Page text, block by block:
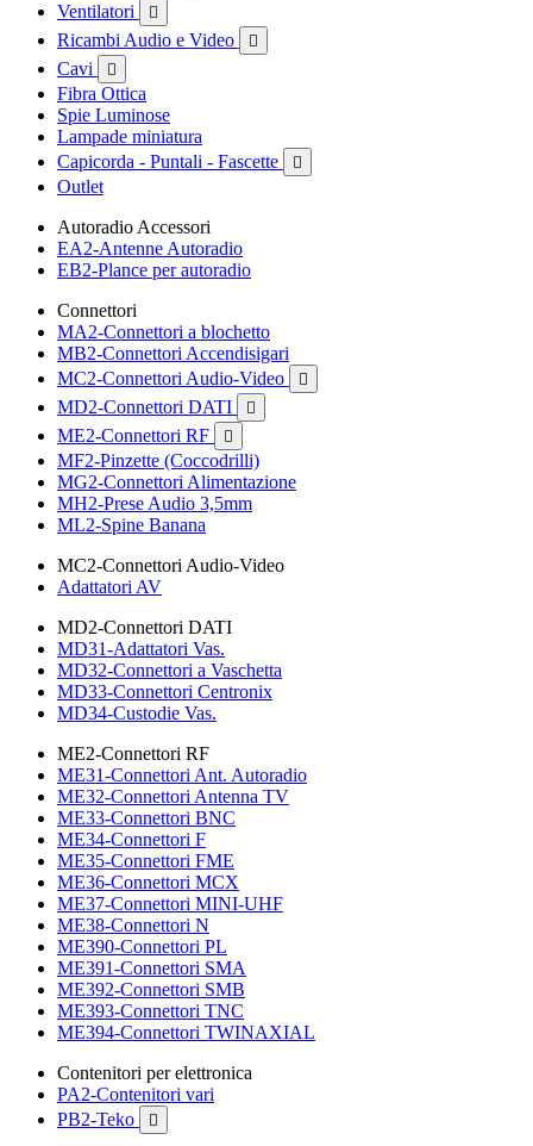
Ventilatori 
Ricambi Audio e Video 
Cavi 
Fibra Ottica
Spie Luminose
Lampade miniatura
Capicorda - Puntali - Fascette

Outlet
Autoradio Accessori
EA2-Antenne Autoradio
EB2-Plance per autoradio
Connettori
MA2-Connettori a blochetto
MB2-Connettori Accendisigari
MC2-Connettori Audio-Video

MD2-Connettori DATI 
ME2-Connettori RF 
MF2-Pinzette (Coccodrilli)
MG2-Connettori Alimentazione
MH2-Prese Audio 3,5mm
ML2-Spine Banana
MC2-Connettori Audio-Video
Adattatori AV
MD2-Connettori DATI
MD31-Adattatori Vas.
MD32-Connettori a Vaschetta
MD33-Connettori Centronix
MD34-Custodie Vas.
ME2-Connettori RF
ME31-Connettori Ant. Autoradio
ME32-Connettori Antenna TV
ME33-Connettori BNC
ME34-Connettori F
ME35-Connettori FME
ME36-Connettori MCX
ME37-Connettori MINI-UHF
ME38-Connettori N
ME390-Connettori PL
ME391-Connettori SMA
ME392-Connettori SMB
ME393-Connettori TNC
ME394-Connettori TWINAXIAL
Contenitori per elettronica
PA2-Contenitori vari
PB2-Teko
